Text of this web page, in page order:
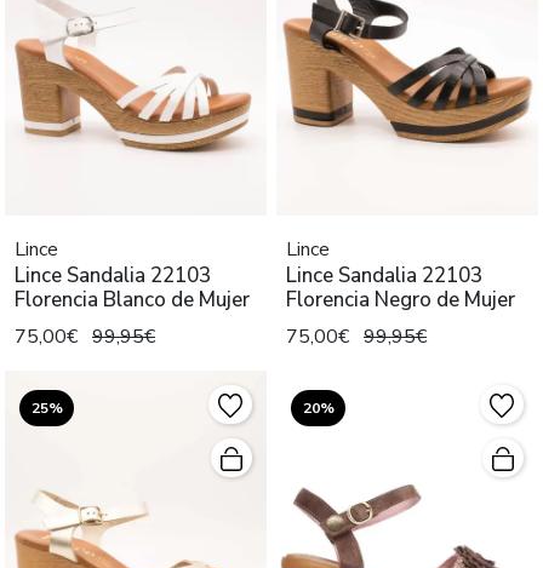
Lince
Lince Sandalia 22103
Florencia Blanco de Mujer
75,00€ 99,95€
Lince
Lince Sandalia 22103
Florencia Negro de Mujer
75,00€ 99,95€
25% 20%